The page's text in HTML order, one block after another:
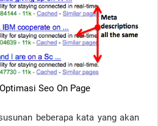
Seo On Page
beberapa kata yang akan